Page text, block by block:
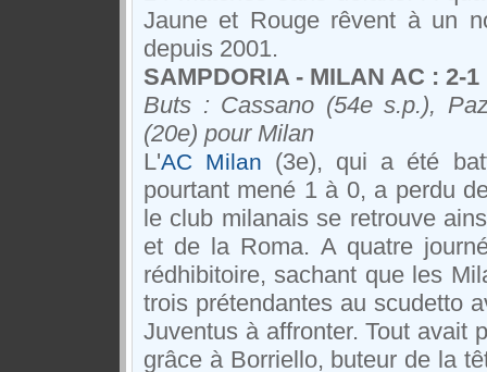
Jaune et Rouge rêvent à un
depuis 2001.
SAMPDORIA - MILAN AC : 2-1
Buts : Cassano (54e s.p.),
(20e) pour Milan
L'AC Milan (3e), qui a été
pourtant mené 1 à 0, a perdu
le club milanais se retrouve
et de la Roma. A quatre
rédhibitoire, sachant que les
trois prétendantes au scudetto
Juventus à affronter. Tout avait
grâce à Borriello, buteur de la